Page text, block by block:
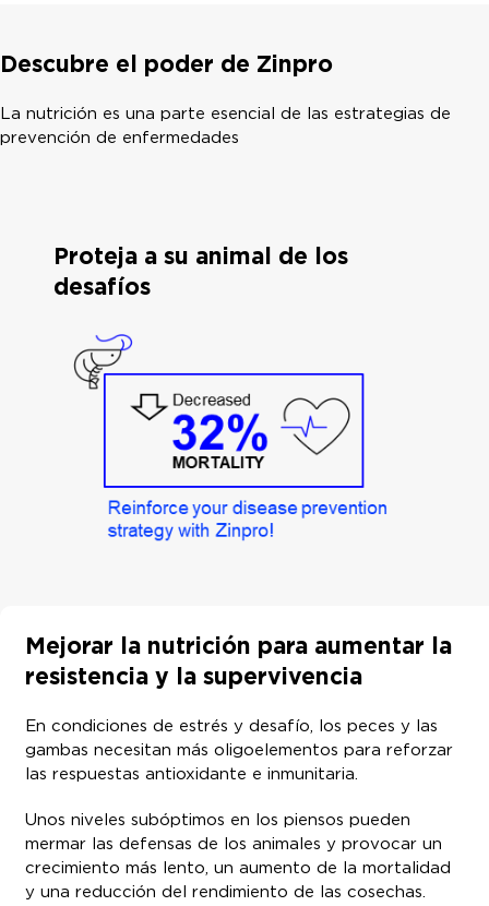
Descubre el poder de Zinpro
La nutrición es una parte esencial de las estrategias de
prevención de enfermedades
Mejorar la nutrición para aumentar la
resistencia y la supervivencia
En condiciones de estrés y desafío, los peces y las
gambas necesitan más oligoelementos para reforzar
las respuestas antioxidante e inmunitaria.
Unos niveles subóptimos en los piensos pueden
mermar las defensas de los animales y provocar un
crecimiento más lento, un aumento de la mortalidad
y una reducción del rendimiento de las cosechas.
Proteja a su animal de los
desafíos